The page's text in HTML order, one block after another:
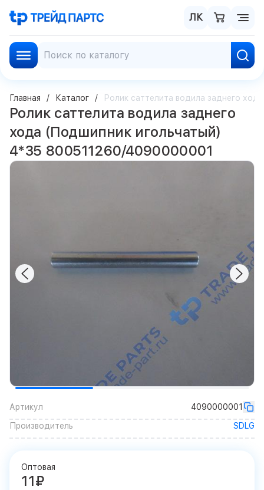
ЛК
Главная Каталог Ролик саттелита водила заднего
Ролик саттелита водила заднего
хода (Подшипник игольчатый)
4*35 800511260/4090000001
Артикул
4090000001
Производитель
SDLG
Оптовая
11₽